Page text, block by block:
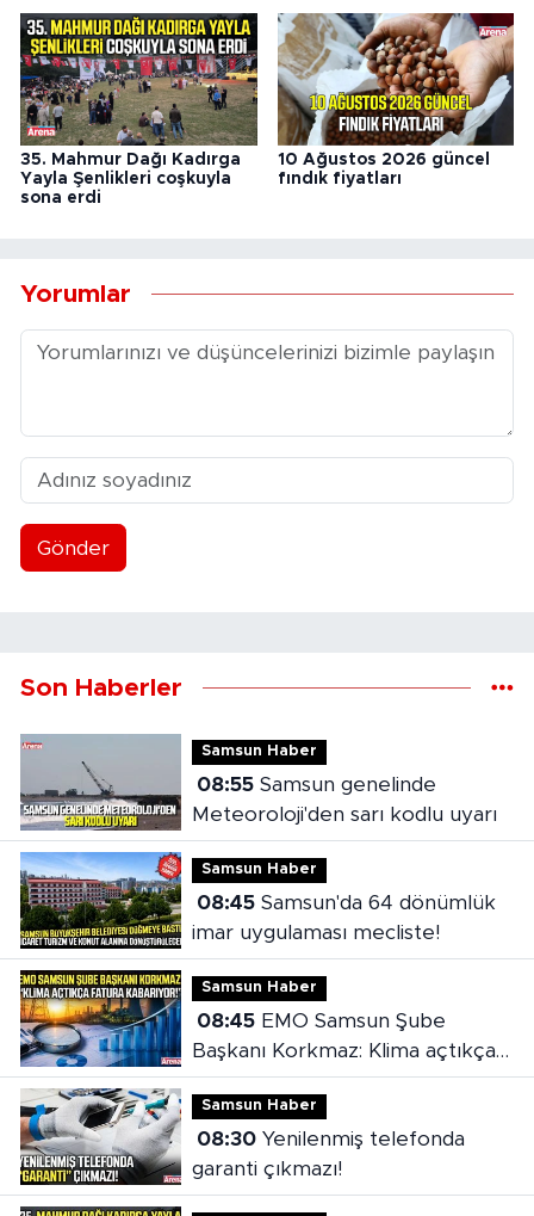
35. Mahmur Dağı Kadırga
Yayla Şenlikleri coşkuyla
sona erdi
10 Ağustos 2026 güncel
fındık fiyatları
Yorumlar
Gönder
Son Haberler
Samsun Haber
08:55Samsun genelinde
Meteoroloji'den sarı kodlu uyarı
Samsun Haber
08:45Samsun'da 64 dönümlük
imar uygulaması mecliste!
Samsun Haber
08:45EMO Samsun Şube
Başkanı Korkmaz: Klima açtıkça
fatura kabarıyor!
Samsun Haber
08:30Yenilenmiş telefonda
garanti çıkmazı!